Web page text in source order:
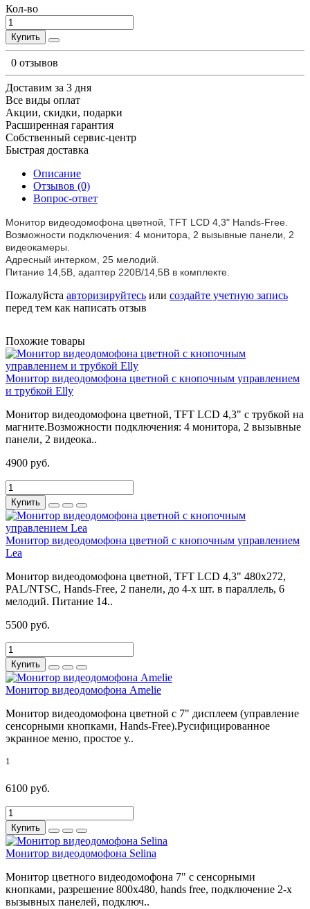
Кол-во
Купить
0 отзывов
Доставим за 3 дня
Все виды оплат
Акции, скидки, подарки
Расширенная гарантия
Собственный сервис-центр
Быстрая доставка
Описание
Отзывов (0)
Вопрос-ответ
Монитор видеодомофона цветной, TFT LCD 4,3" Hands-Free.
Возможности подключения: 4 монитора, 2 вызывные панели, 2
видеокамеры.
Адресный интерком, 25 мелодий.
Питание 14,5В, адаптер 220В/14,5В в комплекте.
Пожалуйста авторизируйтесь или создайте учетную запись
перед тем как написать отзыв
Похожие товары
Монитор видеодомофона цветной с кнопочным управлением
и трубкой Elly
Монитор видеодомофона цветной, TFT LCD 4,3" с трубкой на
магните.Возможности подключения: 4 монитора, 2 вызывные
панели, 2 видеока..
4900 руб.
Купить
Монитор видеодомофона цветной с кнопочным управлением
Lea
Монитор видеодомофона цветной, TFT LCD 4,3" 480x272,
PAL/NTSC, Hands-Free, 2 панели, до 4-х шт. в параллель, 6
мелодий. Питание 14..
5500 руб.
Купить
Монитор видеодомофона Amelie
Монитор видеодомофона цветной с 7" дисплеем (управление
сенсорными кнопками, Hands-Free).Русифицированное
экранное меню, простое у..
1
6100 руб.
Купить
Монитор видеодомофона Selina
Монитор цветного видеодомофона 7" с сенсорными
кнопками, разрешение 800х480, hands free, подключение 2-х
вызывных панелей, подключ..